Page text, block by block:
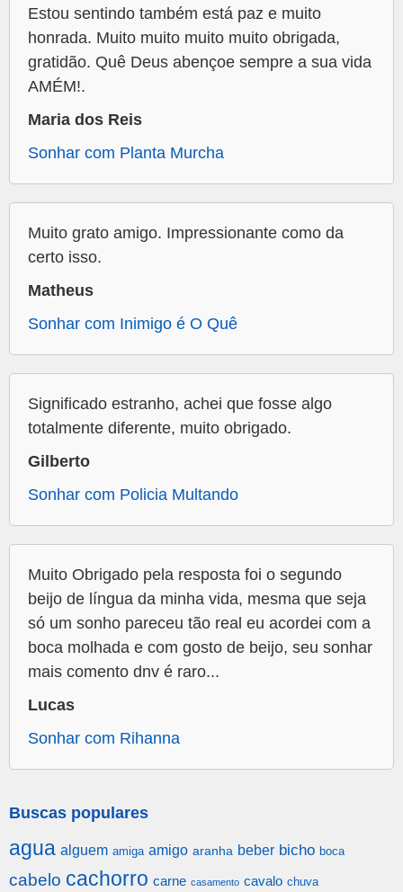
Estou sentindo também está paz e muito
honrada. Muito muito muito muito obrigada,
gratidão. Quê Deus abençoe sempre a sua vida
AMÉM!.
Maria dos Reis
Sonhar com Planta Murcha
Muito grato amigo. Impressionante como da
certo isso.
Matheus
Sonhar com Inimigo é O Quê
Significado estranho, achei que fosse algo
totalmente diferente, muito obrigado.
Gilberto
Sonhar com Policia Multando
Muito Obrigado pela resposta foi o segundo
beijo de língua da minha vida, mesma que seja
só um sonho pareceu tão real eu acordei com a
boca molhada e com gosto de beijo, seu sonhar
mais comento dnv é raro...
Lucas
Sonhar com Rihanna
Buscas populares
agua alguem amiga amigo aranha beber bicho boca
cabelo cachorro carne casamento cavalo chuva